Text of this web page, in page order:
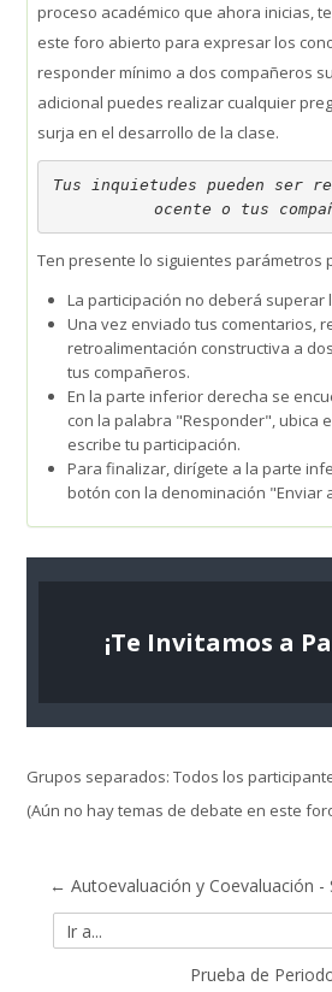
WhatsApp Institucional
Estudiantes
Búsqueda
proceso académico que ahora inicias,
este foro abierto para expresar los
responder mínimo a dos compañeros
adicional puedes realizar cualquier
surja en el desarrollo de la clase.
Tus inquietudes pueden ser
ocente o tus
Ten presente lo siguientes parámetros
La participación no deberá superar
Una vez enviado tus comentarios,
retroalimentación constructiva a
tus compañeros.
En la parte inferior derecha se
con la palabra "Responder", ubica
escribe tu participación.
Para finalizar, dirígete a la parte
botón con la denominación "Enviar
¡Te Invitamos a
Grupos separados: Todos los
(Aún no hay temas de debate en este
← Autoevaluación y Coevaluación -
a...
Prueba de